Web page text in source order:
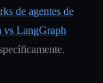
de agentes de
vs LangGraph